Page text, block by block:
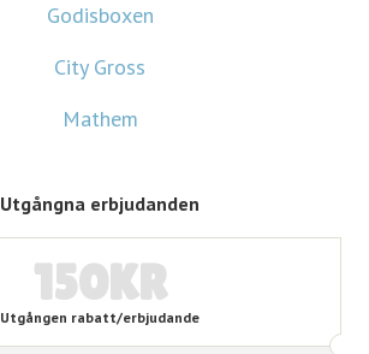
Godisboxen
City Gross
Mathem
Utgångna erbjudanden
150KR
Utgången rabatt/erbjudande